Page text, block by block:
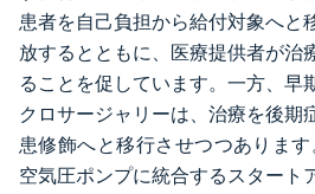
患者を自己負担から給付対象へと
放するとともに、医療提供者が治
ることを促しています。一方、早
クロサージャリーは、治療を後期
患修飾へと移行させつつありま
空気圧ポンプに統合するスタート